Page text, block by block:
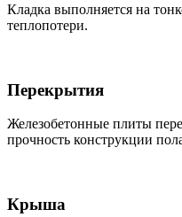
Кладка выполняется на
теплопотери.
Перекрытия
Железобетонные плиты
прочность конструкции
Крыша